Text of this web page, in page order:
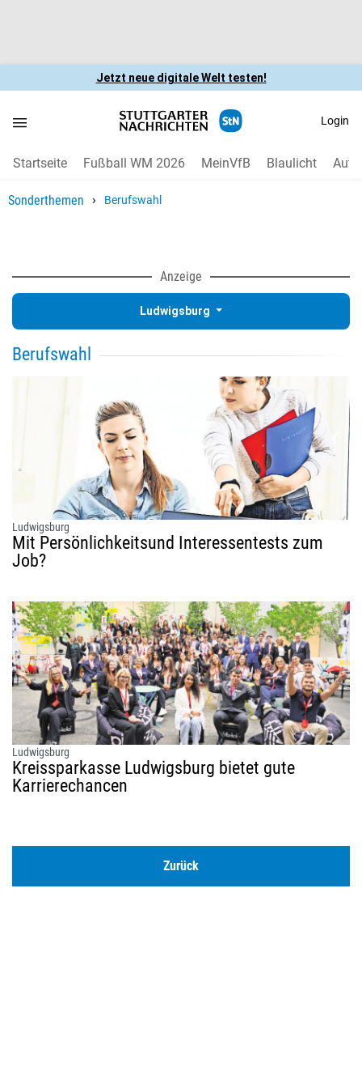
Jetzt neue digitale Welt testen!
Login
Startseite Fußball WM 2026 MeinVfB Blaulicht Auto
Sonderthemen › Berufswahl
Anzeige
Ludwigsburg
Berufswahl
Ludwigsburg
Mit Persönlichkeitsund Interessentests zum
Job?
Ludwigsburg
Kreissparkasse Ludwigsburg bietet gute
Karrierechancen
Zurück